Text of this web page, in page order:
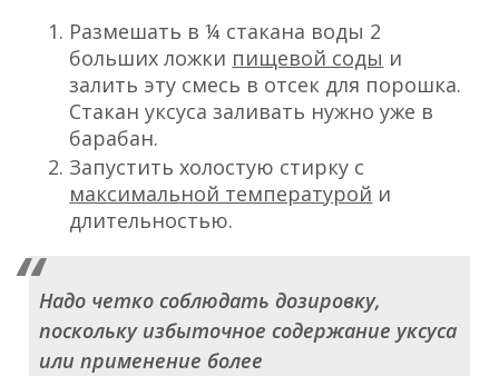
Размешать в ¼ стакана воды 2
больших ложки пищевой соды и
залить эту смесь в отсек для порошка.
Стакан уксуса заливать нужно уже в
барабан.
Запустить холостую стирку с
максимальной температурой и
длительностью.
Надо четко соблюдать дозировку,
поскольку избыточное содержание уксуса
или применение более